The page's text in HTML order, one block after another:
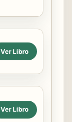
Ver Libro
Ver Libro